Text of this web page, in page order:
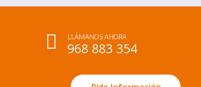
LLÁMANOS AHORA
968 883 354